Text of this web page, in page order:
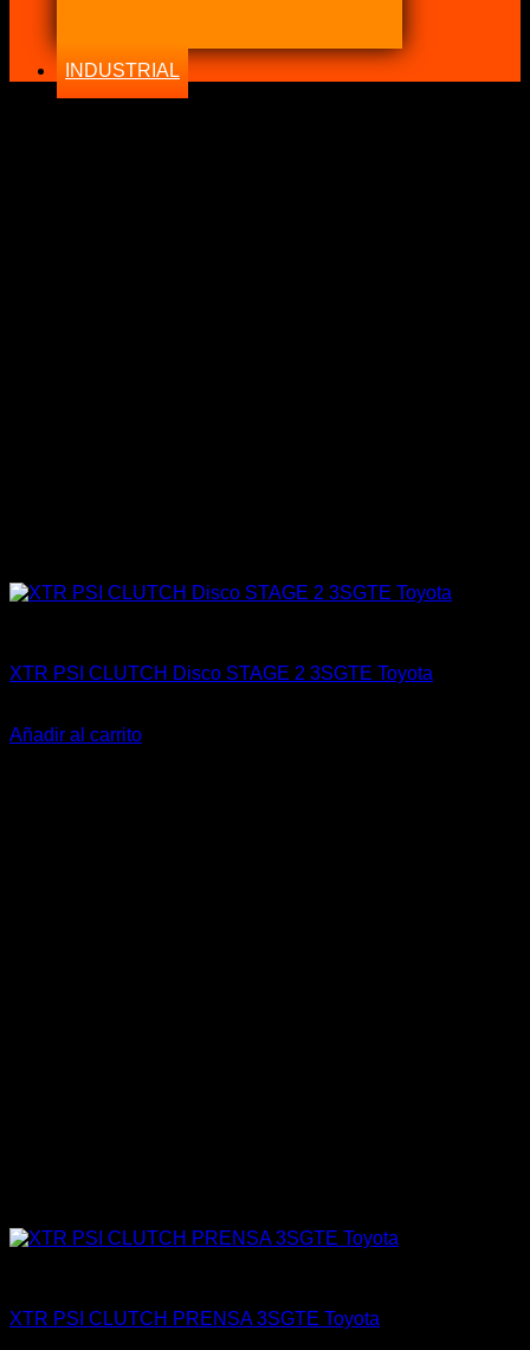
INDUSTRIAL
XTR PSI CLUTCH Disco STAGE 2 3SGTE Toyota
precio
Añadir al carrito
XTR PSI CLUTCH PRENSA 3SGTE Toyota